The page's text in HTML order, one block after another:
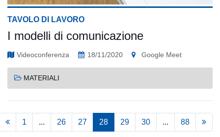
TAVOLO DI LAVORO
I modelli di comunicazione
Videoconferenza 18/11/2020 Google Meet
MATERIALI
1 ... 26 27 28 29 30 ... 88